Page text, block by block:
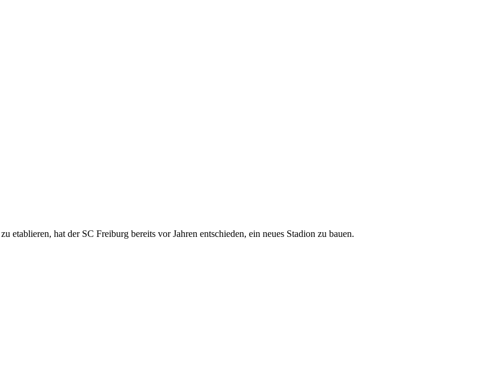
hat der SC Freiburg bereits vor Jahren entschieden, ein neues Stadion zu bauen.